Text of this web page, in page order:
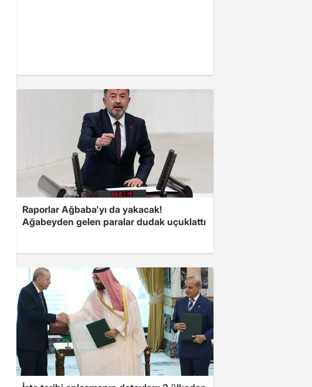
Raporlar Ağbaba'yı da yakacak!
Ağabeyden gelen paralar dudak uçuklattı